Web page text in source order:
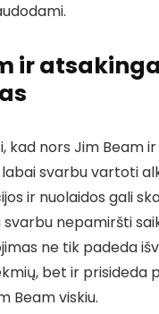
ir
kad nors Jim Beam ir
svarbu vartoti
ir nuolaidos gali
nepamiršti
ne tik padeda
bet ir prisideda
Beam viskiu.